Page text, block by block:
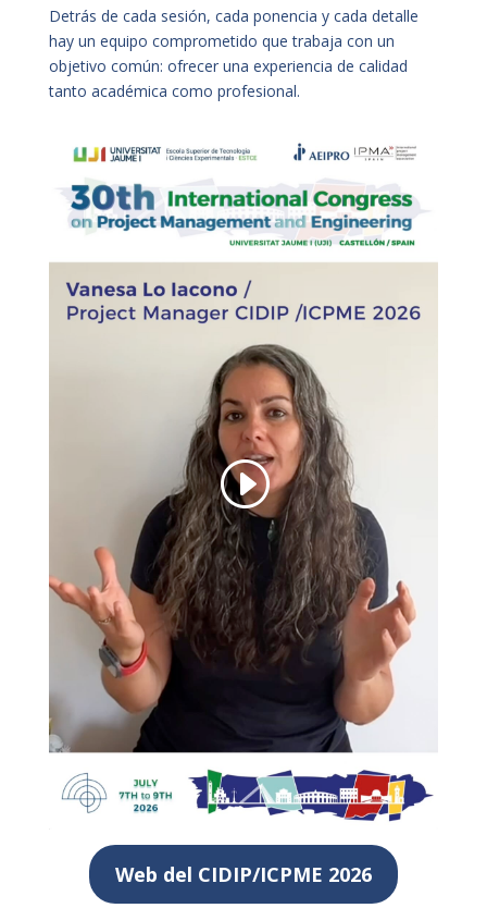
Detrás de cada sesión, cada ponencia y cada detalle
hay un equipo comprometido que trabaja con un
objetivo común: ofrecer una experiencia de calidad
tanto académica como profesional.
Web del CIDIP/ICPME 2026